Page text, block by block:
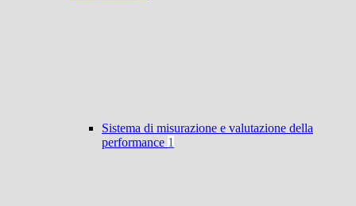
Sistema di misurazione e valutazione della
performance 1